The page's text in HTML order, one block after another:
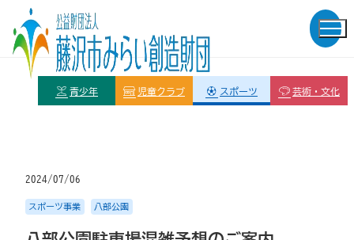
青少年 児童クラブ スポーツ 芸術・文化
2024/07/06
スポーツ事業 八部公園